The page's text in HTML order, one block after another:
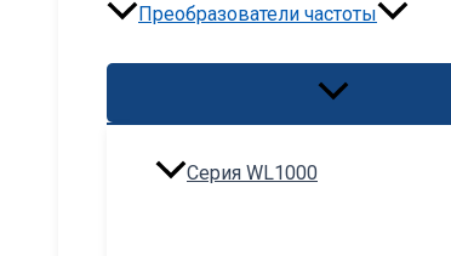
Преобразователи частоты
Переключатель
Серия WL1000